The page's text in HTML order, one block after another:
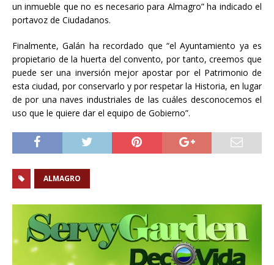
un inmueble que no es necesario para Almagro” ha indicado el
portavoz de Ciudadanos.
Finalmente, Galán ha recordado que “el Ayuntamiento ya es
propietario de la huerta del convento, por tanto, creemos que
puede ser una inversión mejor apostar por el Patrimonio de
esta ciudad, por conservarlo y por respetar la Historia, en lugar
de por una naves industriales de las cuáles desconocemos el
uso que le quiere dar el equipo de Gobierno”.
ALMAGRO